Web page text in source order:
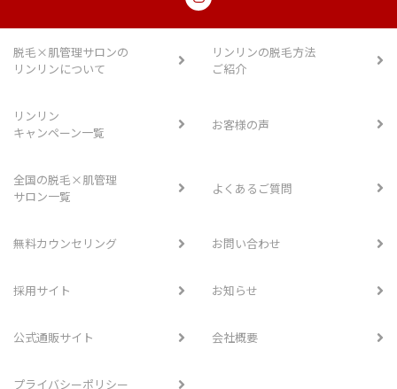
脱毛×肌管理サロンの
リンリンについて
リンリンの脱毛方法
ご紹介
リンリン
キャンペーン一覧
お客様の声
全国の脱毛×肌管理
サロン一覧
よくあるご質問
無料カウンセリング お問い合わせ
採用サイト お知らせ
公式通販サイト 会社概要
プライバシーポリシー